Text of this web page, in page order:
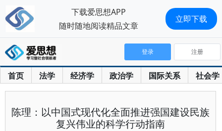
首页 法学 经济学 政治学 国际关系 社会学
登录 注册
陈理：以中国式现代化全面推进强国建设民族
复兴伟业的科学行动指南
下载爱思想APP
随时随地阅读精品文章
立即下载